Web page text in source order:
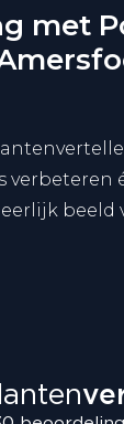
met
verbeteren
beeld